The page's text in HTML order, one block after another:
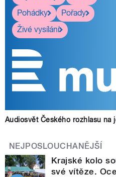
Pohádky
Pořady
Živé vysílání
Audiosvět Českého rozhlasu na
NEJPOSLOUCHANĚJŠÍ
Krajské kolo
své vítěze.